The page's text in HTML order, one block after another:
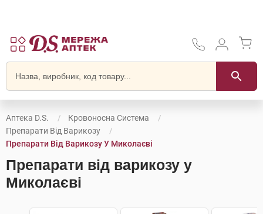
Аптека D.S.
Кровоносна Система
Препарати Від Варикозу
Препарати Від Варикозу У Миколаєві
Препарати від варикозу у
Миколаєві